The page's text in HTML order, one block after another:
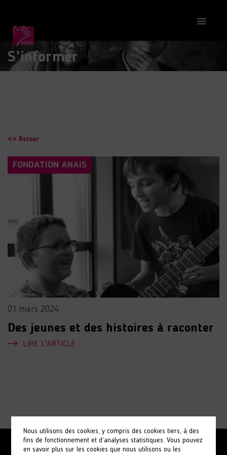

S’informer
<< Retour
FONDATION ANAIS
01 mars 2024
Des jeunes et des histoires à raconter
LIRE L'ARTICLE
Nous utilisons des cookies, y compris des cookies tiers, à des
fins de fonctionnement et d’analyses statistiques. Vous pouvez
en savoir plus sur les cookies que nous utilisons ou les